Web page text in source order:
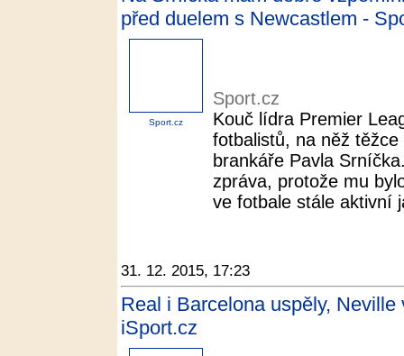
před duelem s Newcastlem -
Sport.cz
Sport.cz
Kouč lídra Premier
fotbalistů, na něž
brankáře Pavla
zpráva, protože mu
ve fotbale stále aktivní
31. 12. 2015, 17:23
Real i Barcelona uspěly,
iSport.cz